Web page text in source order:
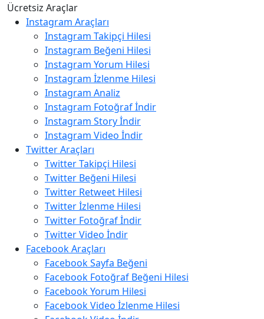
Ücretsiz Araçlar
Instagram Araçları
Instagram Takipçi Hilesi
Instagram Beğeni Hilesi
Instagram Yorum Hilesi
Instagram İzlenme Hilesi
Instagram Analiz
Instagram Fotoğraf İndir
Instagram Story İndir
Instagram Video İndir
Twitter Araçları
Twitter Takipçi Hilesi
Twitter Beğeni Hilesi
Twitter Retweet Hilesi
Twitter İzlenme Hilesi
Twitter Fotoğraf İndir
Twitter Video İndir
Facebook Araçları
Facebook Sayfa Beğeni
Facebook Fotoğraf Beğeni Hilesi
Facebook Yorum Hilesi
Facebook Video İzlenme Hilesi